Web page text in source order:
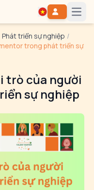
Phát triển sự nghiệp /
trong phát triển sự
trò của người
sự nghiệp